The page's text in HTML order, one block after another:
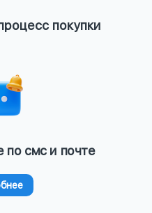
покупки
смс и почте